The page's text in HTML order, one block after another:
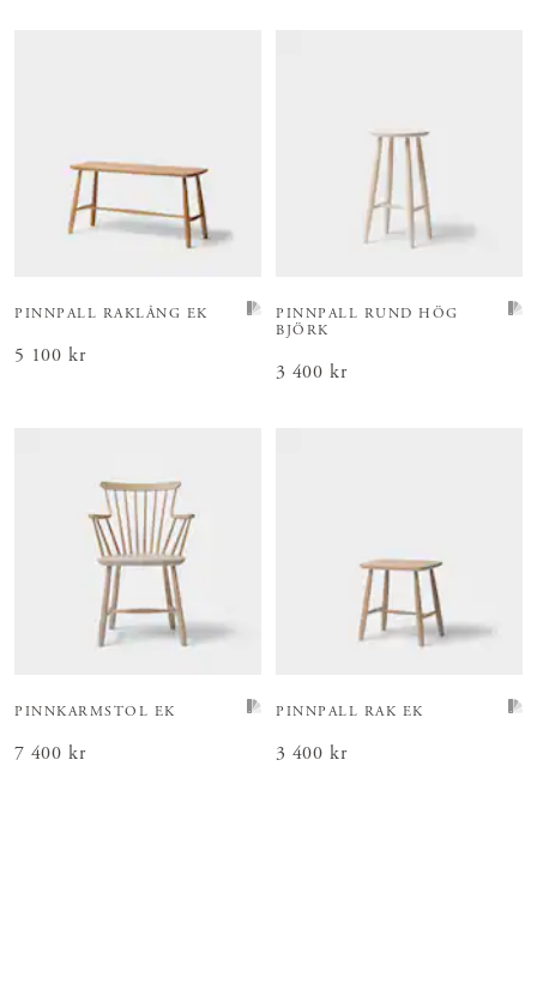
PINNPALL RAKLÅNG EK
Pris:5 100 kr
5 100 kr
PINNPALL RUND HÖG
BJÖRK
Pris:3 400 kr
3 400 kr
PINNKARMSTOL EK
Pris:7 400 kr
7 400 kr
PINNPALL RAK EK
Pris:3 400 kr
3 400 kr